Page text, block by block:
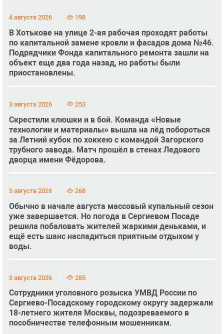
4 августа 2026 198
В Хотькове на улице 2-ая рабочая проходят работы
по капитальной замене кровли и фасадов дома №46.
Подрядчики Фонда капитального ремонта зашли на
объект еще два года назад, но работы были
приостановлены.
3 августа 2026 253
Скрестили клюшки и в бой. Команда «Новые
технологии и материалы» вышла на лёд побороться
за Летний кубок по хоккею с командой Загорского
трубного завода. Матч прошёл в стенах Ледового
дворца имени Фёдорова.
3 августа 2026 268
Обычно в начале августа массовый купальный сезон
уже завершается. Но погода в Сергиевом Посаде
решила побаловать жителей жаркими деньками, и
ещё есть шанс насладиться приятным отдыхом у
воды.
3 августа 2026 285
Сотрудники уголовного розыска УМВД России по
Сергиево-Посадскому городскому округу задержали
18-летнего жителя Москвы, подозреваемого в
пособничестве телефонным мошенникам.